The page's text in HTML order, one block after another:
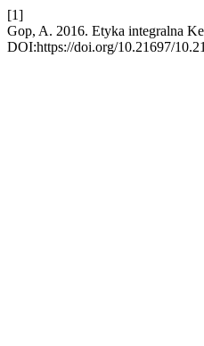
[1]
Gop, A. 2016. Etyka integralna
DOI:https://doi.org/10.21697/